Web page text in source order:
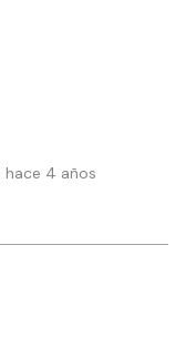
hace 4 años